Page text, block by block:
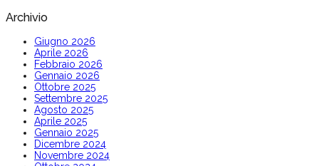
Archivio
Giugno 2026
Aprile 2026
Febbraio 2026
Gennaio 2026
Ottobre 2025
Settembre 2025
Agosto 2025
Aprile 2025
Gennaio 2025
Dicembre 2024
Novembre 2024